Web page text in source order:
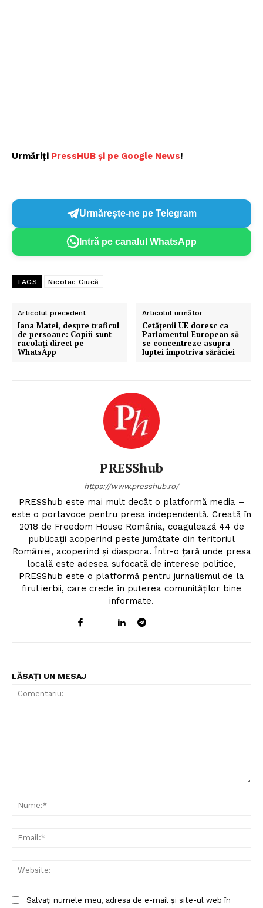
Urmăriți PressHUB și pe Google News!
Urmărește-ne pe Telegram
Intră pe canalul WhatsApp
TAGS Nicolae Ciucă
Articolul precedent
Iana Matei, despre traficul
de persoane: Copiii sunt
racolați direct pe
WhatsApp
Articolul următor
Cetățenii UE doresc ca
Parlamentul European să
se concentreze asupra
luptei împotriva sărăciei
PRESShub
https://www.presshub.ro/
PRESShub este mai mult decât o platformă media –
este o portavoce pentru presa independentă. Creată în
2018 de Freedom House România, coagulează 44 de
publicații acoperind peste jumătate din teritoriul
României, acoperind și diaspora. Într-o țară unde presa
locală este adesea sufocată de interese politice,
PRESShub este o platformă pentru jurnalismul de la
firul ierbii, care crede în puterea comunităților bine
informate.
LĂSAȚI UN MESAJ
Salvați numele meu, adresa de e-mail și site-ul web în